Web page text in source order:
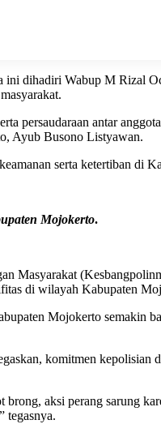
dihadiri Wabup M Rizal
persaudaraan antar
Ayub Busono Listyawan.
serta ketertiban di
Mojokerto.
di wilayah Kabupaten
Mojokerto semakin
komitmen kepolisian
aksi perang sarung
tegasnya.